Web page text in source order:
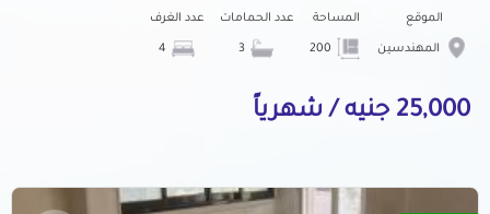
الموقع
المهندسين
المساحة عدد الحمامات عدد الغرف
25,000 جنيه / شهرياً